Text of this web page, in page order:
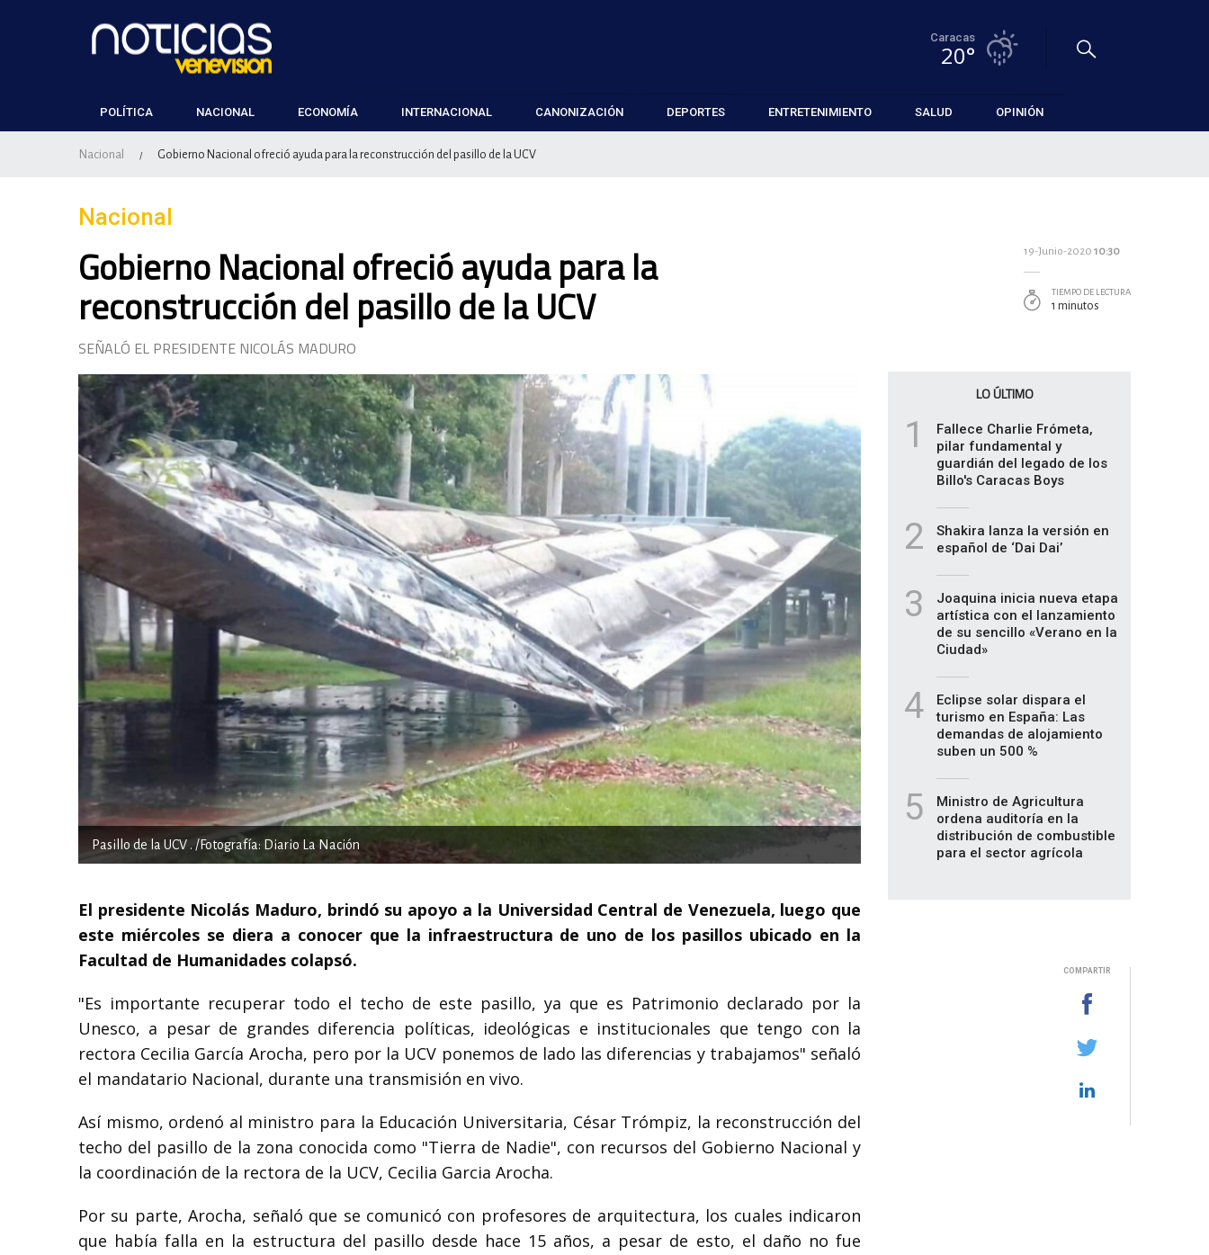
Caracas
20°
POLÍTICA NACIONAL ECONOMÍA INTERNACIONAL CANONIZACIÓN DEPORTES ENTRETENIMIENTO SALUD OPINIÓN
Nacional / Gobierno Nacional ofreció ayuda para la reconstrucción del pasillo de la UCV
Nacional
Gobierno Nacional ofreció ayuda para la
reconstrucción del pasillo de la UCV
SEÑALÓ EL PRESIDENTE NICOLÁS MADURO
Pasillo de la UCV . /Fotografía: Diario La Nación
El presidente Nicolás Maduro, brindó su apoyo a la Universidad Central de Venezuela, luego que
este miércoles se diera a conocer que la infraestructura de uno de los pasillos ubicado en la
Facultad de Humanidades colapsó.
"Es importante recuperar todo el techo de este pasillo, ya que es Patrimonio declarado por la
Unesco, a pesar de grandes diferencia políticas, ideológicas e institucionales que tengo con la
rectora Cecilia García Arocha, pero por la UCV ponemos de lado las diferencias y trabajamos" señaló
el mandatario Nacional, durante una transmisión en vivo.
Así mismo, ordenó al ministro para la Educación Universitaria, César Trómpiz, la reconstrucción del
techo del pasillo de la zona conocida como "Tierra de Nadie", con recursos del Gobierno Nacional y
la coordinación de la rectora de la UCV, Cecilia Garcia Arocha.
Por su parte, Arocha, señaló que se comunicó con profesores de arquitectura, los cuales indicaron
que había falla en la estructura del pasillo desde hace 15 años, a pesar de esto, el daño no fue
19-Junio-2020 10:30
TIEMPO DE LECTURA
1 minutos
LO ÚLTIMO
1
Fallece Charlie Frómeta,
pilar fundamental y
guardián del legado de los
Billo's Caracas Boys
2
Shakira lanza la versión en
español de ‘Dai Dai’
3
Joaquina inicia nueva etapa
artística con el lanzamiento
de su sencillo «Verano en la
Ciudad»
4
Eclipse solar dispara el
turismo en España: Las
demandas de alojamiento
suben un 500 %
5
Ministro de Agricultura
ordena auditoría en la
distribución de combustible
para el sector agrícola
COMPARTIR